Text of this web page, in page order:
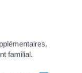
familial.